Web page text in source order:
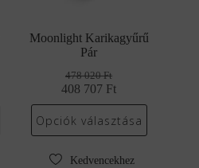
Moonlight Karikagyűrű
Pár
478 020Ft
Original
price
was:
408 707 Ft
Current
price
is:
Opciók választása
Kedvencekhez